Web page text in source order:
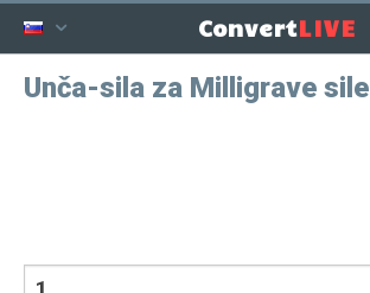
ConvertLIVE
Unča-sila za Milligrave sile